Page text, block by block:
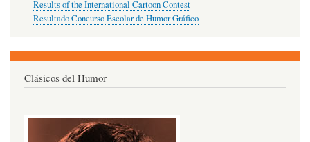
Results of the International Cartoon Contest
Resultado Concurso Escolar de Humor Gráfico
Clásicos del Humor